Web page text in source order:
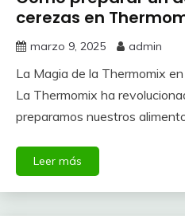
cerezas en
marzo 9, 2025 admin
La Magia de la Thermomix
La Thermomix ha
preparamos nuestros
Leer más